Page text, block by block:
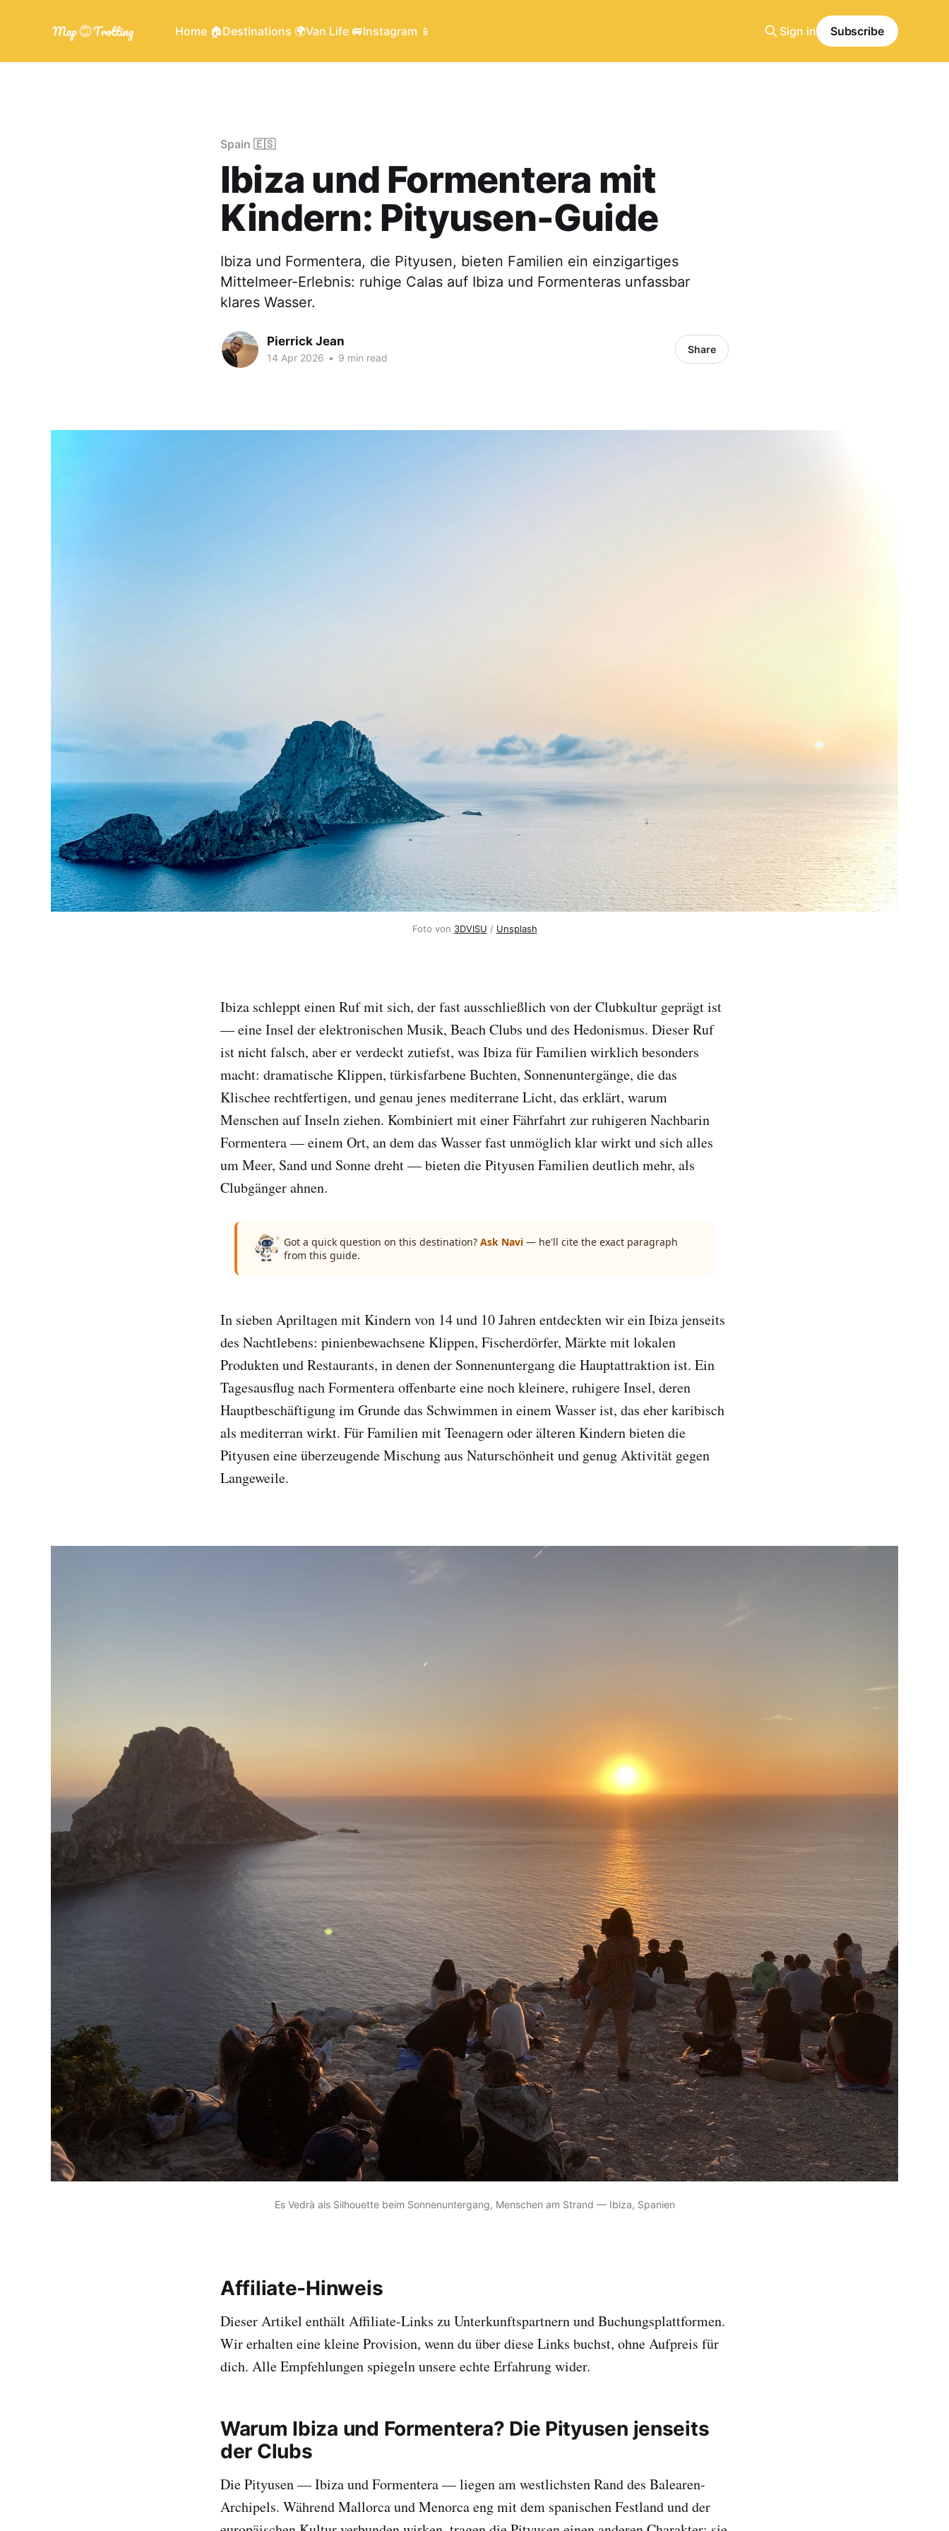
Home 🏠Destinations 🌍Van Life 🚐Instagram 📱 Sign in Subscribe
Spain 🇪🇸
Ibiza und Formentera mit
Kindern: Pityusen-Guide
Ibiza und Formentera, die Pityusen, bieten Familien ein einzigartiges
Mittelmeer-Erlebnis: ruhige Calas auf Ibiza und Formenteras unfassbar
klares Wasser.
Pierrick Jean
14 Apr 2026 • 9 min read
Share
Foto von 3DVISU / Unsplash
Ibiza schleppt einen Ruf mit sich, der fast ausschließlich von der Clubkultur geprägt ist
— eine Insel der elektronischen Musik, Beach Clubs und des Hedonismus. Dieser Ruf
ist nicht falsch, aber er verdeckt zutiefst, was Ibiza für Familien wirklich besonders
macht: dramatische Klippen, türkisfarbene Buchten, Sonnenuntergänge, die das
Klischee rechtfertigen, und genau jenes mediterrane Licht, das erklärt, warum
Menschen auf Inseln ziehen. Kombiniert mit einer Fährfahrt zur ruhigeren Nachbarin
Formentera — einem Ort, an dem das Wasser fast unmöglich klar wirkt und sich alles
um Meer, Sand und Sonne dreht — bieten die Pityusen Familien deutlich mehr, als
Clubgänger ahnen.
Got a quick question on this destination? Ask Navi — he'll cite the exact paragraph
from this guide.
In sieben Apriltagen mit Kindern von 14 und 10 Jahren entdeckten wir ein Ibiza jenseits
des Nachtlebens: pinienbewachsene Klippen, Fischerdörfer, Märkte mit lokalen
Produkten und Restaurants, in denen der Sonnenuntergang die Hauptattraktion ist. Ein
Tagesausflug nach Formentera offenbarte eine noch kleinere, ruhigere Insel, deren
Hauptbeschäftigung im Grunde das Schwimmen in einem Wasser ist, das eher karibisch
als mediterran wirkt. Für Familien mit Teenagern oder älteren Kindern bieten die
Pityusen eine überzeugende Mischung aus Naturschönheit und genug Aktivität gegen
Langeweile.
Es Vedrà als Silhouette beim Sonnenuntergang, Menschen am Strand — Ibiza, Spanien
Affiliate-Hinweis
Dieser Artikel enthält Affiliate-Links zu Unterkunftspartnern und Buchungsplattformen.
Wir erhalten eine kleine Provision, wenn du über diese Links buchst, ohne Aufpreis für
dich. Alle Empfehlungen spiegeln unsere echte Erfahrung wider.
Warum Ibiza und Formentera? Die Pityusen jenseits
der Clubs
Die Pityusen — Ibiza und Formentera — liegen am westlichsten Rand des Balearen-
Archipels. Während Mallorca und Menorca eng mit dem spanischen Festland und der